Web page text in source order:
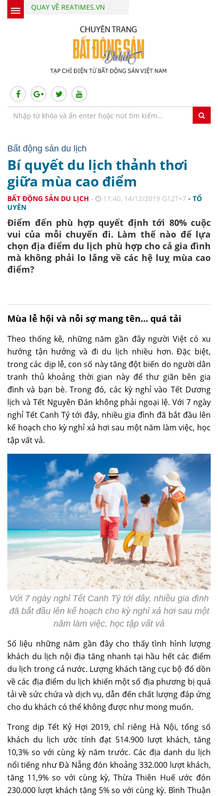
QUAY VỀ REATIMES.VN
Bất động sản du lịch
Bí quyết du lịch thảnh thơi
giữa mùa cao điểm
BẤT ĐỘNG SẢN DU LỊCH - 11:40, 14/12/2019 G12T+7 - TỐ
UYÊN
Điểm đến phù hợp quyết định tới 80% cuộc
vui của mỗi chuyến đi. Làm thế nào để lựa
chọn địa điểm du lịch phù hợp cho cả gia đình
mà không phải lo lắng về các hệ luỵ mùa cao
điểm?
Mùa lễ hội và nỗi sợ mang tên… quá tải
Theo thống kê, những năm gần đây người Việt có xu
hướng tận hưởng và đi du lịch nhiều hơn. Đặc biệt,
trong các dịp lễ, con số này tăng đột biến do người dân
tranh thủ khoảng thời gian này để thư giãn bên gia
đình và bạn bè. Trong đó, các kỳ nghỉ vào Tết Dương
lịch và Tết Nguyên Đán không phải ngoại lệ. Với 7 ngày
nghỉ Tết Canh Tý tới đây, nhiều gia đình đã bắt đầu lên
kế hoạch cho kỳ nghỉ xả hơi sau một năm làm việc, học
tập vất vả.
Với 7 ngày nghỉ Tết Canh Tý tới đây, nhiều gia đình
đã bắt đầu lên kế hoạch cho kỳ nghỉ xả hơi sau một
năm làm việc, học tập vất vả
Số liệu những năm gần đây cho thấy tình hình lượng
khách du lịch nội địa tăng nhanh tại hầu hết các điểm
du lịch trong cả nước. Lượng khách tăng cục bộ đổ dồn
về các địa điểm du lịch khiến một số địa phương bị quá
tải về sức chứa và dịch vụ, dẫn đến chất lượng đáp ứng
cho du khách có thể không được như mong muốn.
Trong dịp Tết Kỷ Hợi 2019, chỉ riêng Hà Nội, tổng số
khách du lịch ước tính đạt 514.900 lượt khách, tăng
10,3% so với cùng kỳ năm trước. Các địa danh du lịch
nổi tiếng như Đà Nẵng đón khoảng 332.000 lượt khách,
tăng 11,9% so với cùng kỳ, Thừa Thiên Huế ước đón
230.000 lượt khách tăng 5% so với cùng kỳ. Bình Thuận